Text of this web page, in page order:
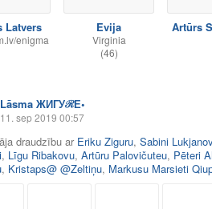
Latvers
enigma
Evija
Virginia
(46)
Artūrs
Lāsma ЖИГУℛЕ•
11. sep 2019 00:57
draudzību ar Eriku Ziguru, Sabini
, Līgu Ribakovu, Artūru Palovičuteu, Pēteri
, Kristaps@ @Zeltiņu, Markusu Marsieti